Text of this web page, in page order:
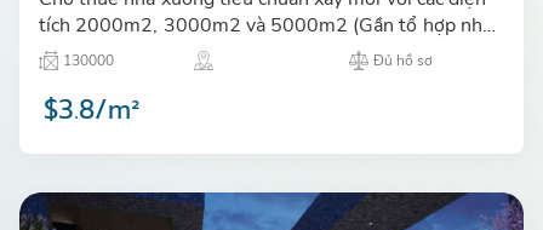
tích 2000m2, 3000m2 và 5000m2 (Gần tổ hợp nhà
máy SAMSUNG Thái Nguyên) tại Khu công nghiệp
Yên Bình, Thái Ngu…
130000 Đủ hồ sơ
$3.8/m²